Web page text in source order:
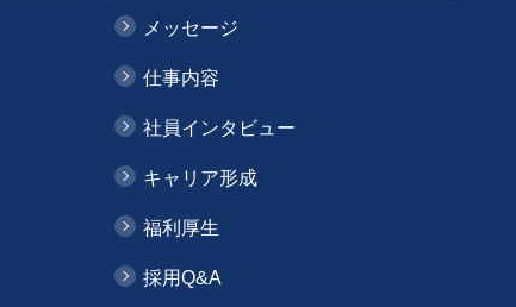
メッセージ
仕事内容
社員インタビュー
キャリア形成
福利厚生
採用Q&A